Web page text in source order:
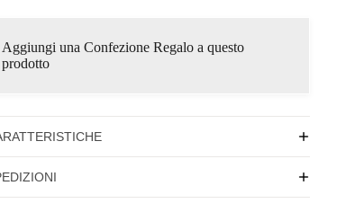
Aggiungi una Confezione Regalo a questo
prodotto